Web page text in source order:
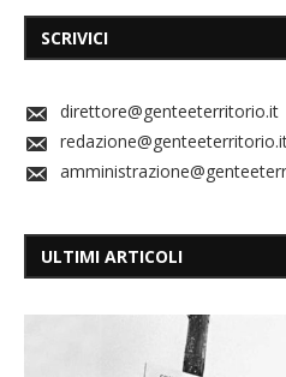
SCRIVICI
direttore@genteeterritorio.it
ULTIMI ARTICOLI